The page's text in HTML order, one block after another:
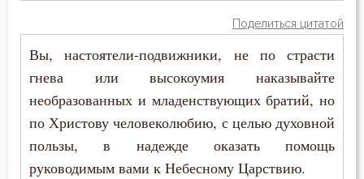
Память
Печаль
Печаль по Богу
Поделиться цитатой
Вы, настоятели-подвижники, не по страсти
гнева или высокоумия наказывайте
необразованных и младенствующих братий, но
по Христову человеколюбию, с целью духовной
пользы, в надежде оказать помощь
руководимым вами к Небесному Царствию.